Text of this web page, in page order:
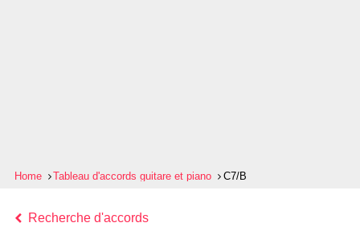
Home Tableau d'accords guitare et piano C7/B
Recherche d'accords